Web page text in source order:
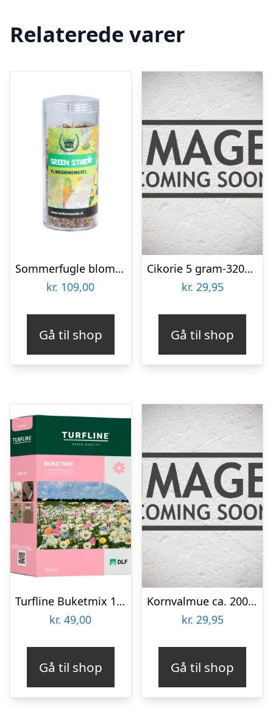
Relaterede varer
Sommerfugle blomsterblanding – 50 m2
kr. 109,00
Gå til shop
Cikorie 5 gram-3200 frø
kr. 29,95
Gå til shop
Turfline Buketmix 10 m2
kr. 49,00
Gå til shop
Kornvalmue ca. 2000 frø
kr. 29,95
Gå til shop